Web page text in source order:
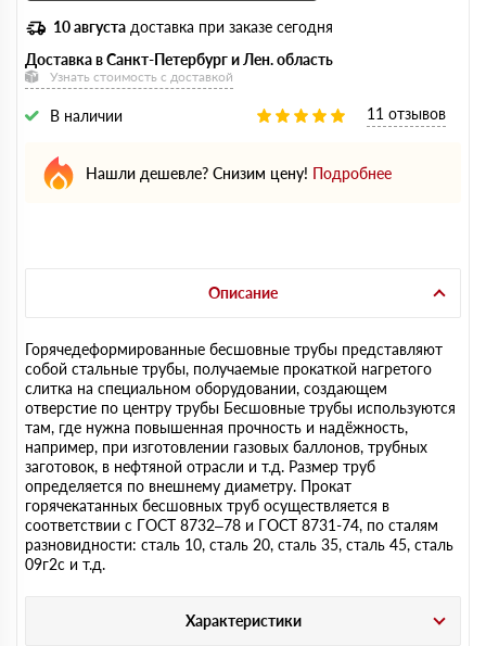
10 августа доставка при заказе сегодня
Доставка в Санкт-Петербург и Лен. область
Узнать стоимость с доставкой
В наличии 11 отзывов
Нашли дешевле? Снизим цену! Подробнее
Описание
Горячедеформированные бесшовные трубы представляют
собой стальные трубы, получаемые прокаткой нагретого
слитка на специальном оборудовании, создающем
отверстие по центру трубы Бесшовные трубы используются
там, где нужна повышенная прочность и надёжность,
например, при изготовлении газовых баллонов, трубных
заготовок, в нефтяной отрасли и т.д. Размер труб
определяется по внешнему диаметру. Прокат
горячекатанных бесшовных труб осуществляется в
соответствии с ГОСТ 8732–78 и ГОСТ 8731-74, по сталям
разновидности: сталь 10, сталь 20, сталь 35, сталь 45, сталь
09г2с и т.д.
Характеристики